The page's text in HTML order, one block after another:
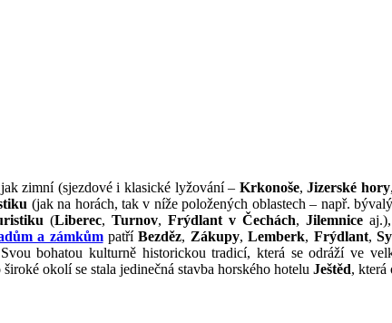
zimní (sjezdové i klasické lyžování – Krkonoše,Jizerské hory
(jak na horách, tak v níže položených oblastech – např.
(Liberec, Turnov, Frýdlant v Čechách, Jilemnice
a zámkůmpatříBezděz, Zákupy,Lemberk, Frýdlant,
bohatou kulturně historickou tradicí, která se odráží ve
okolí se stala jedinečná stavba horského hotelu Ještěd, která